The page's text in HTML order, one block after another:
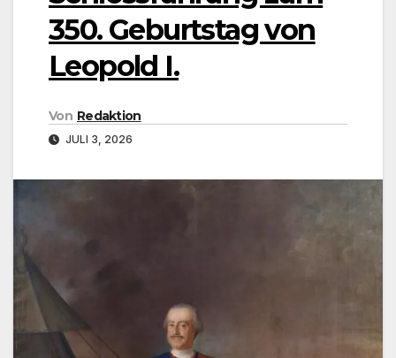
350. Geburtstag von
Leopold I.
Von Redaktion
JULI 3, 2026